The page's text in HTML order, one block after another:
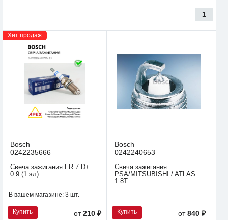
1
Хит продаж
Bosch
0242235666
Свеча зажигания FR 7 D+
0.9 (1 эл)
В вашем магазине: 3 шт.
Купить от210 ₽
Bosch
0242240653
Свеча зажигания
PSA/MITSUBISHI / ATLAS
1.8T
Купить от840 ₽